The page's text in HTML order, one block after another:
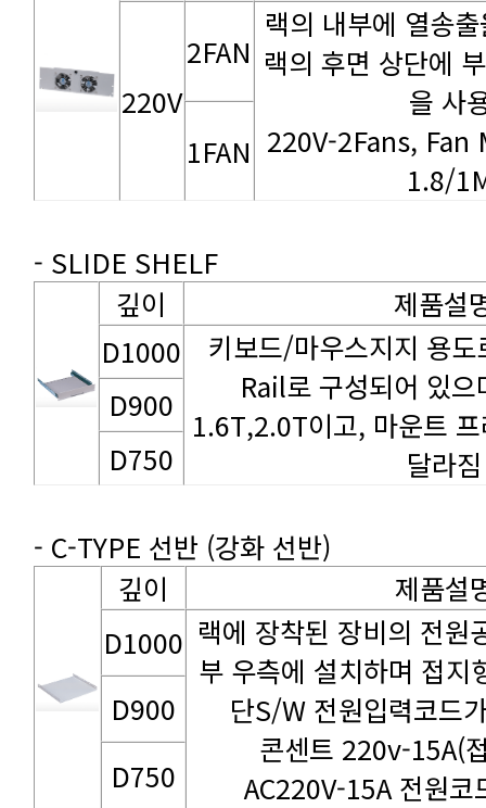
220V
2FAN
을 사
1.8/
1FAN
- SLIDE SHELF
깊이
제품설
D1000
달라짐
D900
D750
- C-TYPE 선반 (강화 선반)
깊이
제품설
D1000
단S/W 전원입력코드
콘센트 220v-15A(
AC220V-15A 전원
D900
D750